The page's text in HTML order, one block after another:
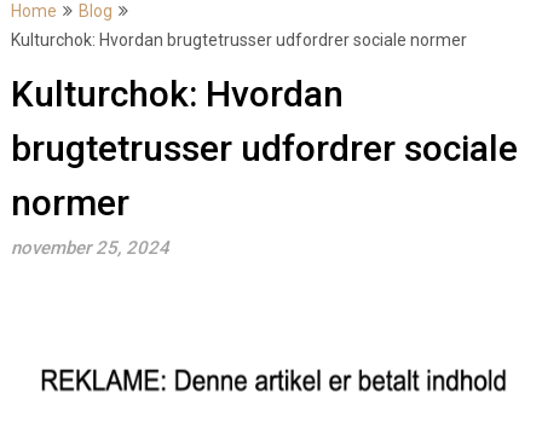
Home
Blog
Kulturchok: Hvordan brugtetrusser udfordrer sociale normer
Kulturchok: Hvordan
brugtetrusser udfordrer sociale
normer
november 25, 2024